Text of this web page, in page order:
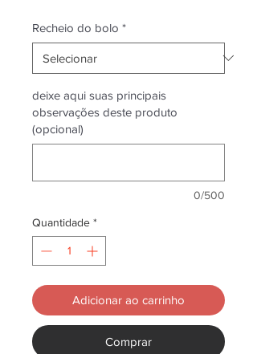
Recheio do bolo *
deixe aqui suas principais
observações deste produto
(opcional)
0/500
Quantidade *
Adicionar ao carrinho
Comprar